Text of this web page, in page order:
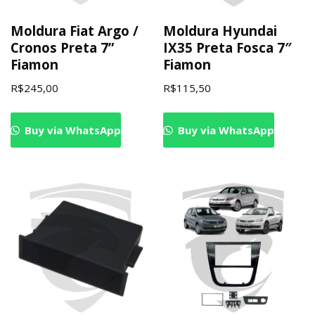
Moldura Fiat Argo /
Cronos Preta 7”
Fiamon
R$245,00
Buy via WhatsApp
Moldura Hyundai
IX35 Preta Fosca 7″
Fiamon
R$115,50
Buy via WhatsApp